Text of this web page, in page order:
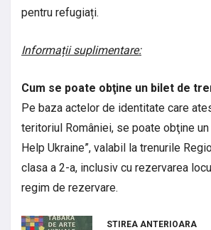
pentru refugiați.
Informații suplimentare:
Cum se poate obţine un bilet de
Pe baza actelor de identitate care
teritoriul României, se poate obţine
Help Ukraine”, valabil la trenurile
clasa a 2-a, inclusiv cu rezervarea
regim de rezervare.
STIREA ANTERIOARA